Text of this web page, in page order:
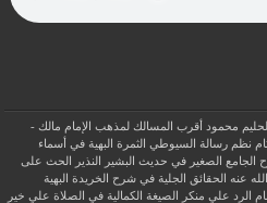
محمود
أقرب المسالك لمذهب الإمام مالك -
نظم رسالة السيوطي
الثمرة البهية في أسماء
الجامع الصغير في حديث البشير النذير
الحث على
عنه
الحقائق الجلية في شرح الخريدة البهية
الرد علي منكر الصيغة الكمالية في الصلاة علي خير